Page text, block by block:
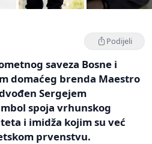
Podijeli
saveza Bosne i
domaćeg brenda Maestro
Sergejem
spoja vrhunskog
i imidža kojim su već
prvenstvu.